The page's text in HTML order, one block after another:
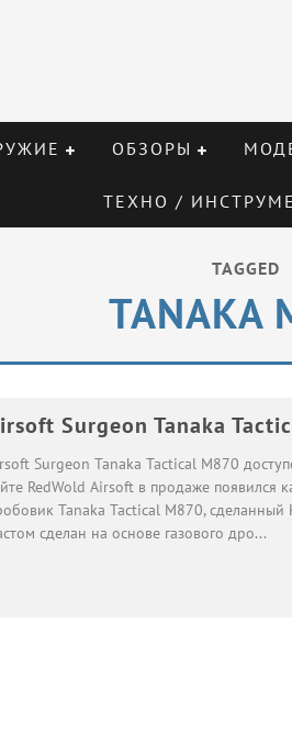
ОБЗОРЫ
ТЕХНО /
TAGGED
TANAKA
Surgeon Tanaka
Surgeon Tanaka Tactical M870
RedWold Airsoft в продаже появился
Tanaka Tactical M870, сделанный
сделан на основе газового дро...